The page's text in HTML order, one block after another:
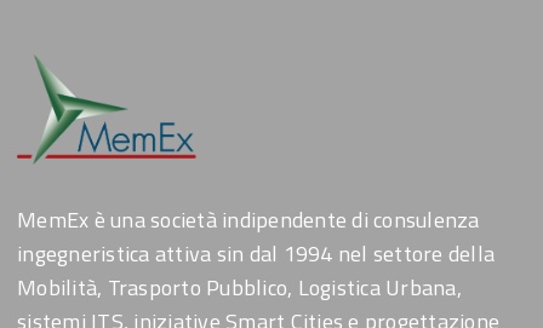
MemEx è una società indipendente di consulenza
ingegneristica attiva sin dal 1994 nel settore della
Mobilità, Trasporto Pubblico, Logistica Urbana,